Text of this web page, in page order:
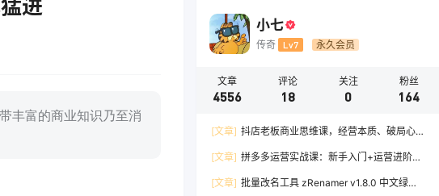
进
丰富的商业知识乃至消
小七
传奇 Lv7 永久会员
文章
4556
评论
18
关注
0
粉丝
164
[文章] 抖店老板商业思维课，经营本质、破局心
增
[文章] 拼多多运营实战课：新手入门+运营进阶、
出百单
[文章] 批量改名工具 zRenamer v1.8.0 中文绿色